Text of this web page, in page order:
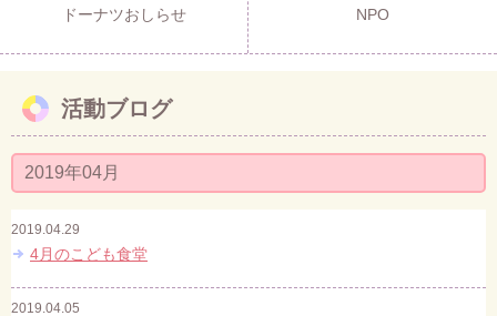
ドーナツおしらせ NPO
活動ブログ
2019年04月
2019.04.29
4月のこども食堂
2019.04.05